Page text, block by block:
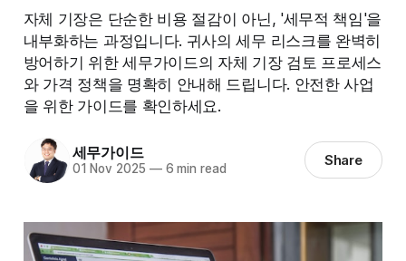
자체 기장은 단순한 비용 절감이 아닌, '세무적 책임'을
내부화하는 과정입니다. 귀사의 세무 리스크를 완벽히
방어하기 위한 세무가이드의 자체 기장 검토 프로세스
와 가격 정책을 명확히 안내해 드립니다. 안전한 사업
을 위한 가이드를 확인하세요.
세무가이드
01 Nov 2025 —6 min read Share